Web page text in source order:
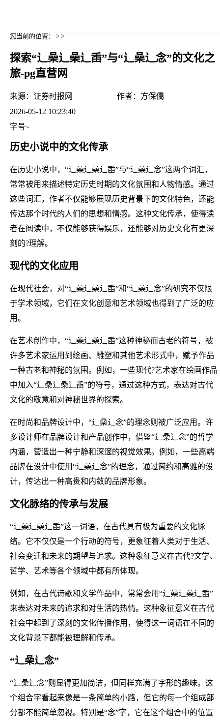
您当前的位置： > >
探索“辶喿辶喿辶臿”与“辶喿辶念”的文化之
旅-pg直营网
来源： 证券时报网 作者： 方保僑
2026-05-12 10:23:40
字号
历史小说中的文化传承
在历史小说中，“辶喿辶喿辶臿”与“辶喿辶念”这两个词汇，
常常被用来描述特定历史时期的文化氛围和人物情感。通过
这些词汇，作者不仅能够展现历史背景下的文化特色，还能
传达那个时代的人们的思想和情感。这种文化传承，使得读
者在阅读中，不仅能够获得娱乐，还能够对历史文化有更深
刻的?理解。
现代的文化应用
在现代社会，对“辶喿辶喿辶臿”和“辶喿辶念”的研究不仅限
于学术领域，它们在文化创意和艺术领域也得到了广泛的应
用。
在艺术创作中，“辶喿辶喿辶臿”这种神秘而古老的符号，被
许多艺术家运用到绘画、雕塑和其他艺术形式中，赋予作品
一种古老和神秘的氛围。例如，一些现代?艺术家在绘画作品
中加入“辶喿辶喿辶臿”的符号，通过这种方式，表达对古代
文化的敬意和对神秘世界的探索。
在时尚和品牌设计中，“辶喿辶念”的理念则被广泛应用。许
多设计师在品牌设计和产品创作中，借鉴“辶喿辶念”的哲学
内涵，营造出一种宁静和深邃的视觉效果。例如，一些高端
品牌在设计中使用“辶喿辶念”的理念，通过简约和高雅的设
计，传达出一种高贵和内敛的品牌形象。
文化脉络的传承与发展
“辶喿辶喿辶臿”这一词语，在古代具有极为重要的文化脉
络。它不仅仅是一个行动的符号，更象征着人类对于生活、
社会变迁和未来的期望与追求。这种象征意义在古代?文学、
哲学、艺术等各个领域中都有所体现。
例如，在古代诗歌和文学作品中，常常会用“辶喿辶喿辶臿”
来表达对未来的追求和对生活的热情。这种象征意义在古代
社会中起到了深刻的文化传播作用，使得这一词语在不同的
文化背景下都能被理解和传承。
“辶喿辶念”
“辶喿辶念”则显得更加简洁，但同样充满了字形的趣味。这
个组合字看起来像是一条简单的小路，但它的每一个组成部
分都不能简单忽视。特别是“念”字，它在这个组合中的位置